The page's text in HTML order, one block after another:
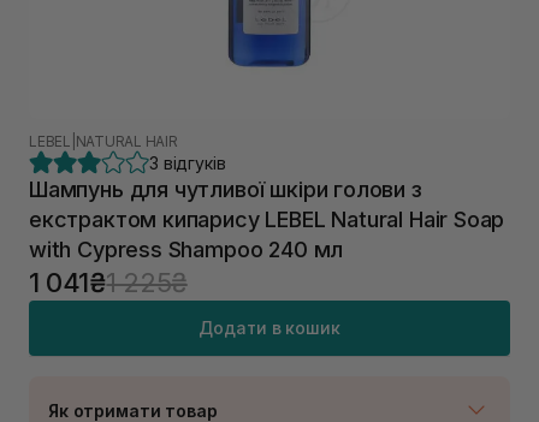
LEBEL NATURAL HAIR
3 відгуків
Шампунь для чутливої шкіри голови з
екстрактом кипарису LEBEL Natural Hair Soap
with Cypress Shampoo 240 мл
1 041₴1 225₴
Додати в кошик
Як отримати товар